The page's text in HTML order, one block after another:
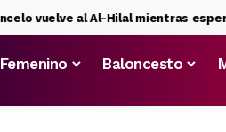
vuelve al Al-Hilal mientras
Baloncesto